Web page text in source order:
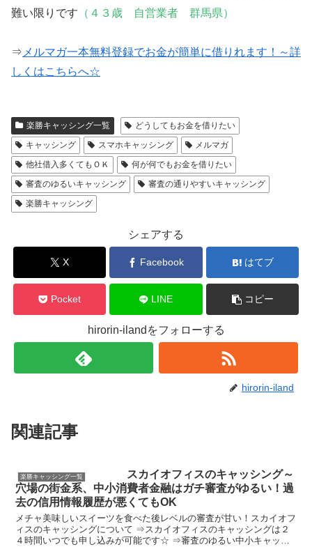
難い限りです （４３歳 自営業者 群馬県）
⇒ メルマガ一本無料登録でお金が簡単に借りれます！～詳
しくはこちらへ☆
楽勝キャッシング一覧
どうしてもお金を借りたい
キャッシング
スマホキャッシング
メルマガ
他社借入多くてもＯＫ
何が何でもお金を借りたい
審査のゆるいキャッシング
審査の通りやすいキャッシング
楽勝キャッシング
シェアする
X Facebook はてブ
Pocket LINE コピー
hirorin-ilandをフォローする
hirorin-iland
関連記事
楽勝キャッシング一覧
スカイオフィスのキャッシング～
穴場の街金系、中小消費者金融はガチ審査がゆるい！過
去の信用情報履歴が悪くてもOK
メチャ美味しいスイーツを食べた後レベルの審査が甘い！スカイオフ
ィスのキャッシングについて ⇒スカイオフィスのキャッシングは２
４時間いつでも申し込みが可能です☆ ⇒審査のゆるい中小キャッシ